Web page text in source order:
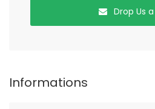
Drop Us
Informations